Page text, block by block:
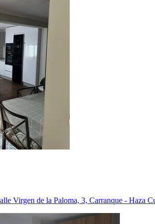
Virgen de la Paloma, 3, Carranque - Haza